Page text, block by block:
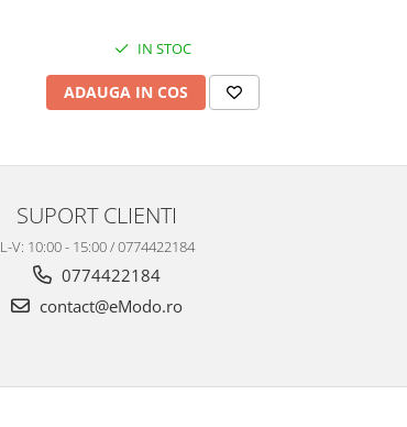
IN STOC
ADAUGA IN COS
SUPORT CLIENTI
L-V: 10:00 - 15:00 / 0774422184
0774422184
contact@eModo.ro